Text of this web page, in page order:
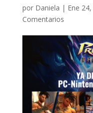
por Daniela | Ene
Comentarios